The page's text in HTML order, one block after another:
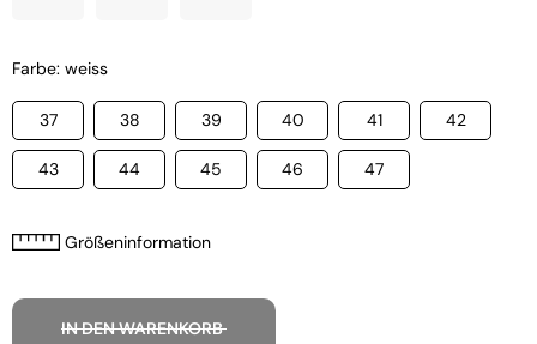
Farbe: weiss
37 38 39 40 41 42
43 44 45 46 47
Größeninformation
IN DEN WARENKORB